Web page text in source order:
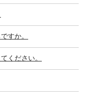
すか。
ください。